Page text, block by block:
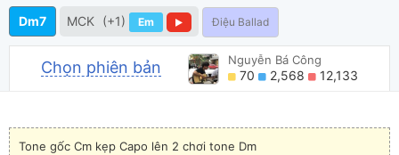
Dm7 MCK (+1) Em Điệu Ballad
Chọn phiên bản Nguyễn Bá Công
70 2,568 12,133
Tone gốc Cm kẹp Capo lên 2 chơi tone Dm